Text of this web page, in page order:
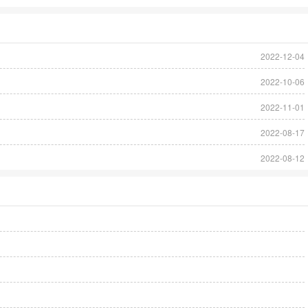
2022-12-04
2022-10-06
2022-11-01
2022-08-17
2022-08-12